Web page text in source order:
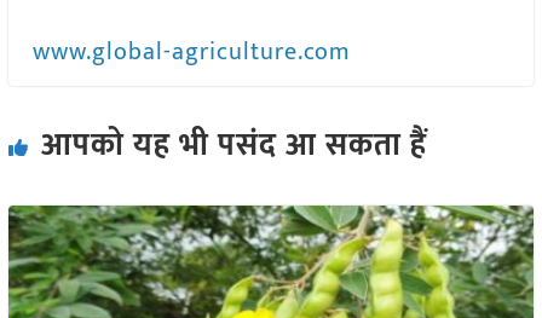
www.global-agriculture.com
आपको यह भी पसंद आ सकता हैं